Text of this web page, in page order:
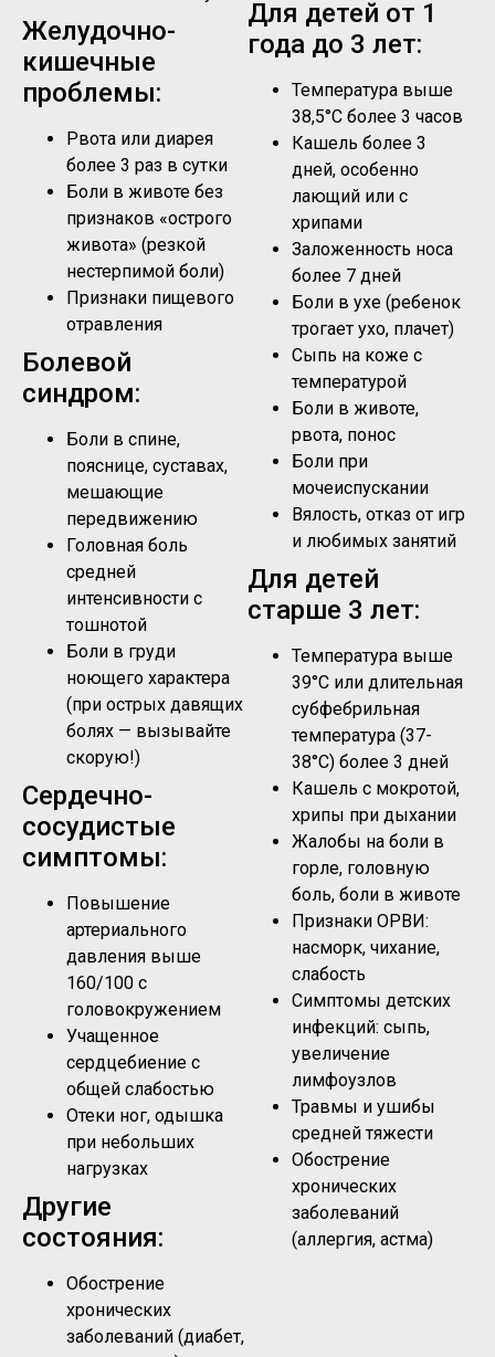
Желудочно-
кишечные
проблемы:
Рвота или диарея
более 3 раз в сутки
Боли в животе без
признаков «острого
живота» (резкой
нестерпимой боли)
Признаки пищевого
отравления
Болевой
синдром:
Боли в спине,
пояснице, суставах,
мешающие
передвижению
Головная боль
средней
интенсивности с
тошнотой
Боли в груди
ноющего характера
(при острых давящих
болях — вызывайте
скорую!)
Сердечно-
сосудистые
симптомы:
Повышение
артериального
давления выше
160/100 с
головокружением
Учащенное
сердцебиение с
общей слабостью
Отеки ног, одышка
при небольших
нагрузках
Другие
состояния:
Обострение
хронических
заболеваний (диабет,
Для детей от 1
года до 3 лет:
Температура выше
38,5°C более 3 часов
Кашель более 3
дней, особенно
лающий или с
хрипами
Заложенность носа
более 7 дней
Боли в ухе (ребенок
трогает ухо, плачет)
Сыпь на коже с
температурой
Боли в животе,
рвота, понос
Боли при
мочеиспускании
Вялость, отказ от игр
и любимых занятий
Для детей
старше 3 лет:
Температура выше
39°C или длительная
субфебрильная
температура (37-
38°C) более 3 дней
Кашель с мокротой,
хрипы при дыхании
Жалобы на боли в
горле, головную
боль, боли в животе
Признаки ОРВИ:
насморк, чихание,
слабость
Симптомы детских
инфекций: сыпь,
увеличение
лимфоузлов
Травмы и ушибы
средней тяжести
Обострение
хронических
заболеваний
(аллергия, астма)